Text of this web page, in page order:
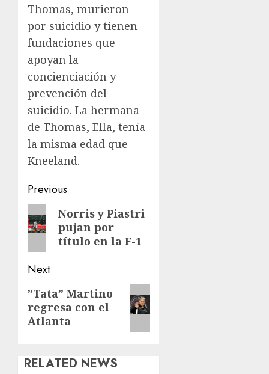
Thomas, murieron
por suicidio y tienen
fundaciones que
apoyan la
concienciación y
prevención del
suicidio. La hermana
de Thomas, Ella, tenía
la misma edad que
Kneeland.
Post
navigation
Previous
Previous
post:
Norris y Piastri
pujan por
título en la F-1
Next
Next
post:
”Tata” Martino
regresa con el
Atlanta
RELATED NEWS